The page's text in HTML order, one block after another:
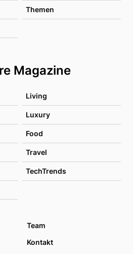
Themen
Magazine
Living
Luxury
Food
Travel
TechTrends
Team
Kontakt